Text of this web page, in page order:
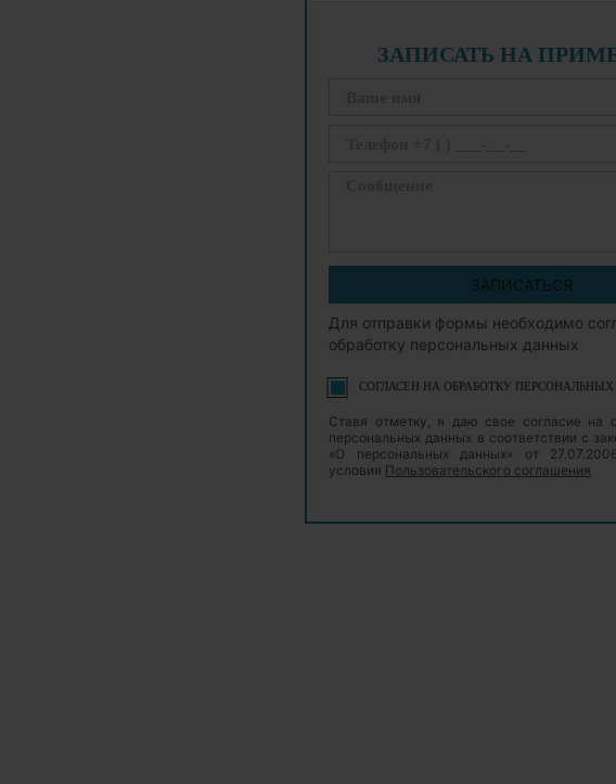
ЗАПИСАТЬ НА
ЗАПИСАТЬСЯ
Для отправки формы необходимо
обработку персональных данных
СОГЛАСЕН НА ОБРАБОТКУ
Ставя отметку, я даю свое согласие на
персональных данных в соответствии с
«О персональных данных» от
условия Пользовательского соглашения